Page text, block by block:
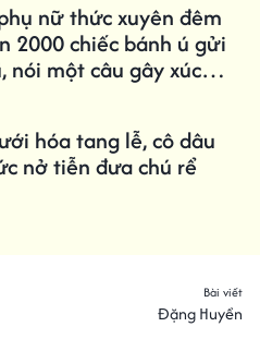
nữ thức xuyên đêm
2000 chiếc bánh ú gửi
nói một câu gây xúc
hóa tang lễ, cô dâu
nở tiễn đưa chú rể
Bài viết
Đặng Huyền